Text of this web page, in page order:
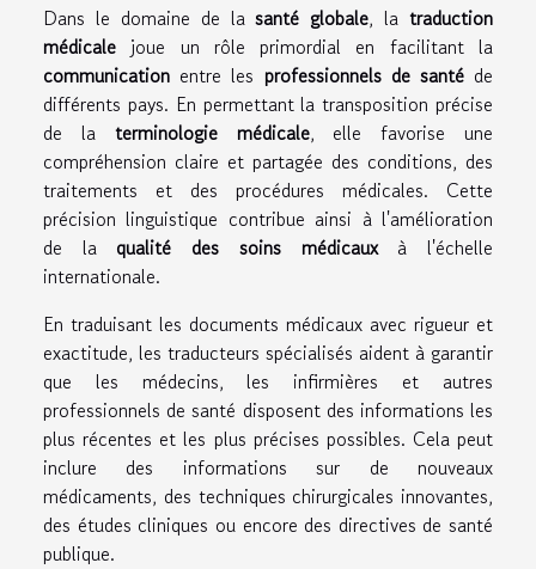
Dans le domaine de lasanté globale, la traduction
médicale joue un rôle primordial en facilitant la
communication entre les professionnels de santéde
différents pays. En permettant la transposition précise
de la terminologie médicale, elle favorise une
compréhension claire et partagée des conditions, des
traitements et des procédures médicales. Cette
précision linguistique contribue ainsi à l'amélioration
de la qualité des soins médicauxà l'échelle
internationale.
En traduisant les documents médicaux avec rigueur et
exactitude, les traducteurs spécialisés aident à garantir
que les médecins, les infirmières et autres
professionnels de santé disposent des informations les
plus récentes et les plus précises possibles. Cela peut
inclure des informations sur de nouveaux
médicaments, des techniques chirurgicales innovantes,
des études cliniques ou encore des directives de santé
publique.